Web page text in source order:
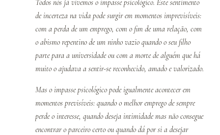
Todos nós já vivemos o impasse psicológico. Este sentimento
de incerteza na vida pode surgir em momentos imprevisíveis:
com a perda de um emprego, com o fim de uma relação, com
o abismo repentino de um ninho vazio quando o seu filho
parte para a universidade ou com a morte de alguém que há
muito o ajudava a sentir-se reconhecido, amado e valorizado.
Mas o impasse psicológico pode igualmente acontecer em
momentos previsíveis: quando o melhor emprego de sempre
perde o interesse, quando deseja intimidade mas não consegue
encontrar o parceiro certo ou quando dá por si a desejar